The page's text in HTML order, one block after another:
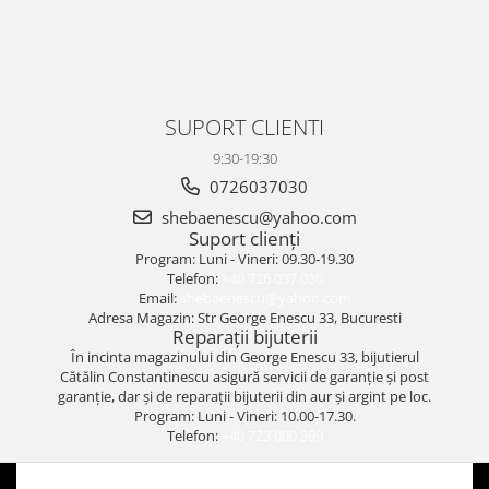
SUPORT CLIENTI
9:30-19:30
0726037030
shebaenescu@yahoo.com
Suport clienți
Program: Luni - Vineri: 09.30-19.30
Telefon:
Email:
Adresa Magazin: Str George Enescu 33, Bucuresti
Reparații bijuterii
În incinta magazinului din George Enescu 33, bijutierul
Cătălin Constantinescu asigură servicii de garanție și post
garanție, dar și de reparații bijuterii din aur și argint pe loc.
Program: Luni - Vineri: 10.00-17.30.
Telefon: